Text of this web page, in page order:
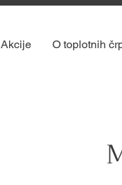
Akcije O toplotnih